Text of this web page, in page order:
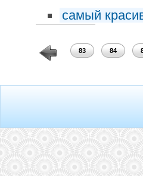
самый
82 83 84